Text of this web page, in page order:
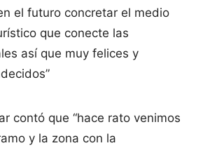
el futuro concretar el medio
que conecte las
así que muy felices y
contó que “hace rato venimos
y la zona con la